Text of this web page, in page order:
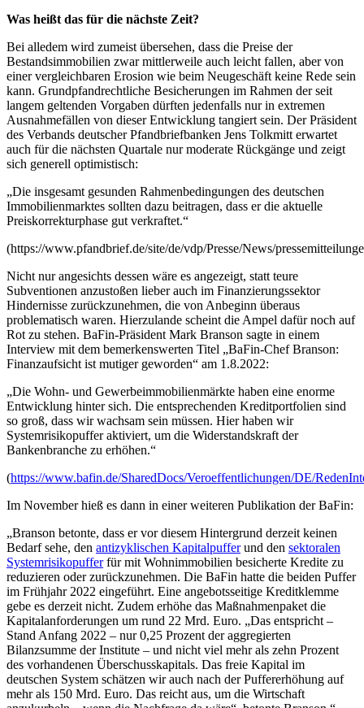
Was heißt das für die nächste Zeit?
Bei alledem wird zumeist übersehen, dass die Preise der
Bestandsimmobilien zwar mittlerweile auch leicht fallen, aber von
einer vergleichbaren Erosion wie beim Neugeschäft keine Rede sein
kann. Grundpfandrechtliche Besicherungen im Rahmen der seit
langem geltenden Vorgaben dürften jedenfalls nur in extremen
Ausnahmefällen von dieser Entwicklung tangiert sein. Der Präsident
des Verbands deutscher Pfandbriefbanken Jens Tolkmitt erwartet
auch für die nächsten Quartale nur moderate Rückgänge und zeigt
sich generell optimistisch:
„Die insgesamt gesunden Rahmenbedingungen des deutschen
Immobilienmarktes sollten dazu beitragen, dass er die aktuelle
Preiskorrekturphase gut verkraftet.“
(https://www.pfandbrief.de/site/de/vdp/Presse/News/
Nicht nur angesichts dessen wäre es angezeigt, statt teure
Subventionen anzustoßen lieber auch im Finanzierungssektor
Hindernisse zurückzunehmen, die von Anbeginn überaus
problematisch waren. Hierzulande scheint die Ampel dafür noch auf
Rot zu stehen. BaFin-Präsident Mark Branson sagte in einem
Interview mit dem bemerkenswerten Titel „BaFin-Chef Branson:
Finanzaufsicht ist mutiger geworden“ am 1.8.2022:
„Die Wohn- und Gewerbeimmobilienmärkte haben eine enorme
Entwicklung hinter sich. Die entsprechenden Kreditportfolien sind
so groß, dass wir wachsam sein müssen. Hier haben wir
Systemrisikopuffer aktiviert, um die Widerstandskraft der
Bankenbranche zu erhöhen.“
(https://www.bafin.de/SharedDocs/Veroeffentlichungen/DE/
Im November hieß es dann in einer weiteren Publikation der BaFin:
„Branson betonte, dass er vor diesem Hintergrund derzeit keinen
Bedarf sehe, den antizyklischen Kapitalpufferund den sektoralen
Systemrisikopufferfür mit Wohnimmobilien besicherte Kredite zu
reduzieren oder zurückzunehmen. Die BaFin hatte die beiden Puffer
im Frühjahr 2022 eingeführt. Eine angebotsseitige Kreditklemme
gebe es derzeit nicht. Zudem erhöhe das Maßnahmenpaket die
Kapitalanforderungen um rund 22 Mrd. Euro. „Das entspricht –
Stand Anfang 2022 – nur 0,25 Prozent der aggregierten
Bilanzsumme der Institute – und nicht viel mehr als zehn Prozent
des vorhandenen Überschusskapitals. Das freie Kapital im
deutschen System schätzen wir auch nach der Puffererhöhung auf
mehr als 150 Mrd. Euro. Das reicht aus, um die Wirtschaft